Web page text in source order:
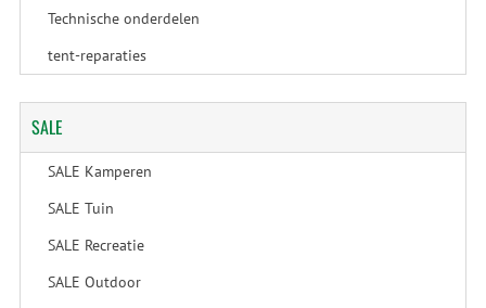
Technische onderdelen
tent-reparaties
SALE
SALE Kamperen
SALE Tuin
SALE Recreatie
SALE Outdoor